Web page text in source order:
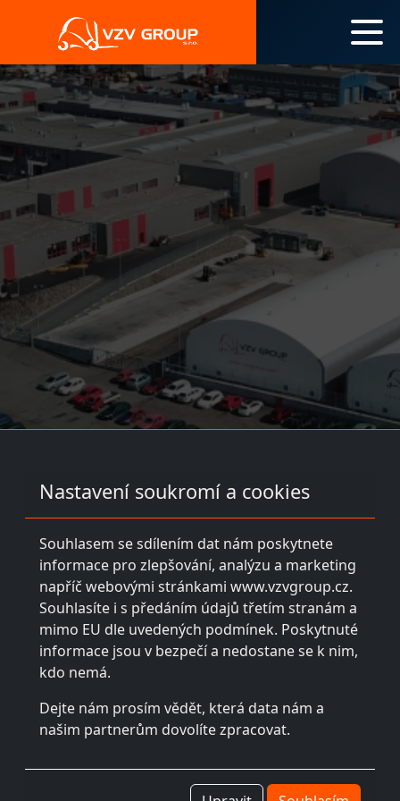
VZV GROUP s.r.o.
KOUPIT A PŮJČIT
VZV.cz
VZVRENT.cz
CHUF.com
SLUŽBY
VÝKUPVZV.cz
Servis
Repase vozíků
INFORMACE
Nastavení soukromí a cookies
Souhlasem se sdílením dat nám poskytnete
informace pro zlepšování, analýzu a marketing
napříč webovými stránkami www.vzvgroup.cz.
Souhlasíte i s předáním údajů třetím stranám a
mimo EU dle uvedených podmínek. Poskytnuté
informace jsou v bezpečí a nedostane se k nim,
kdo nemá.
Dejte nám prosím vědět, která data nám a
našim partnerům dovolíte zpracovat.